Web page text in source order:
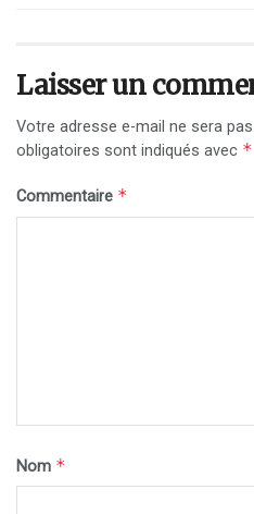
Laisser un
Votre adresse e-mail ne sera pas
obligatoires sont indiqués avec *
Commentaire *
Nom *